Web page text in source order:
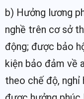
b) Hưởng lương
nghề trên cơ sở
động; được bảo
kiện bảo đảm về
theo chế độ, nghỉ